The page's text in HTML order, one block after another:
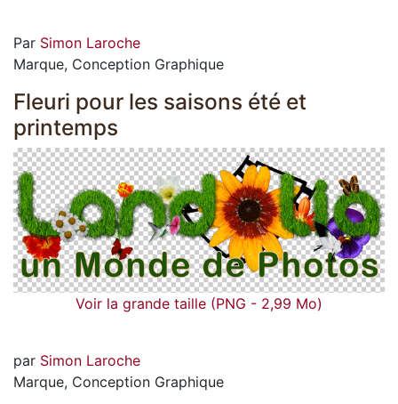
Par Simon Laroche
Marque, Conception Graphique
Fleuri pour les saisons été et
printemps
Voir la grande taille (PNG - 2,99 Mo)
par Simon Laroche
Marque, Conception Graphique